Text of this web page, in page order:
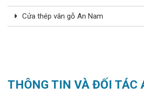
Cửa thép vân gỗ An Nam
THÔNG TIN VÀ ĐỐI TÁC